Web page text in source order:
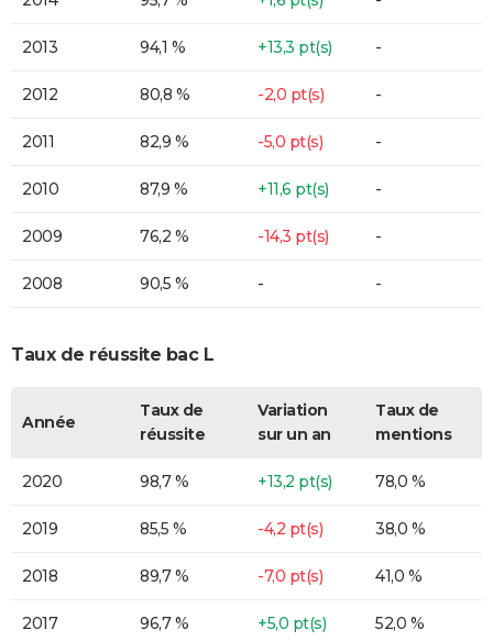
2013 94,1 % +13,3 pt(s) -
2012 80,8 % -2,0 pt(s) -
2011 82,9 % -5,0 pt(s) -
2010 87,9 % +11,6 pt(s) -
2009 76,2 % -14,3 pt(s) -
2008 90,5 % - -
Taux de réussite bac L
Année
Taux de
réussite
Variation
sur un an
Taux de
mentions
2020 98,7 % +13,2 pt(s) 78,0 %
2019 85,5 % -4,2 pt(s) 38,0 %
2018 89,7 % -7,0 pt(s) 41,0 %
2017 96,7 % +5,0 pt(s) 52,0 %